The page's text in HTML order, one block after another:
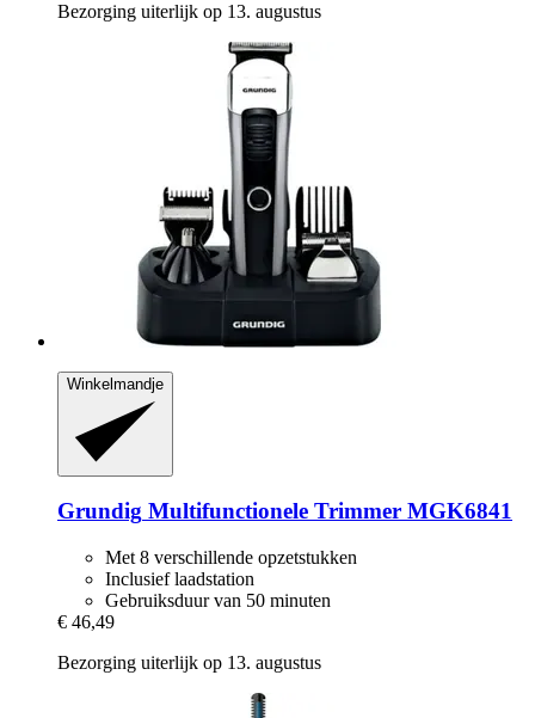
Bezorging uiterlijk op 13. augustus
Winkelmandje
Grundig Multifunctionele Trimmer MGK6841
Met 8 verschillende opzetstukken
Inclusief laadstation
Gebruiksduur van 50 minuten
€ 46,49
Bezorging uiterlijk op 13. augustus